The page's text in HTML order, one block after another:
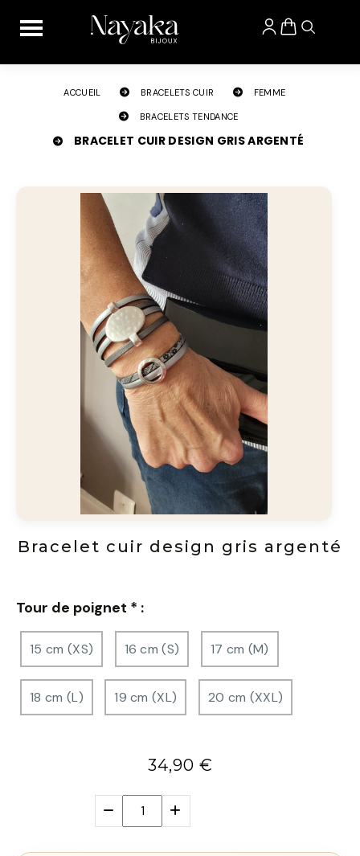
ACCUEIL BRACELETS CUIR FEMME
BRACELETS TENDANCE
BRACELET CUIR DESIGN GRIS ARGENTÉ
Bracelet cuir design gris argenté
Tour de poignet * :
15 cm (XS) 16 cm (S) 17 cm (M)
18 cm (L) 19 cm (XL) 20 cm (XXL)
34,90 €